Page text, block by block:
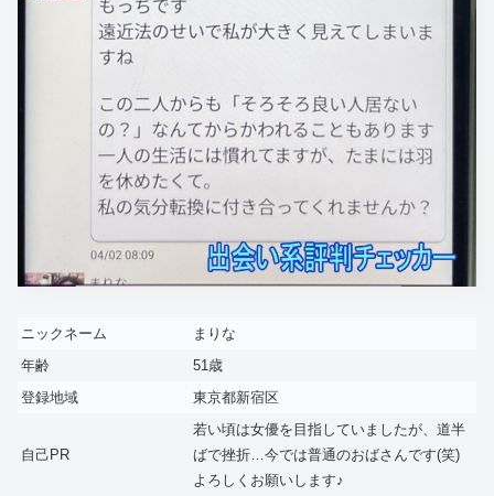
ニックネーム
まりな
年齢
51歳
登録地域
東京都新宿区
自己PR
若い頃は女優を目指していましたが、道半
ばで挫折…今では普通のおばさんです(笑)
よろしくお願いします♪